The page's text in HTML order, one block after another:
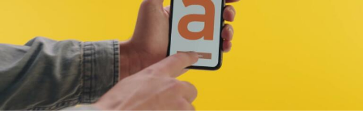
obezbijedila je sredstva za prvi period rada, a za
početak, kancelarije NTP-a biće u novom objektu
Arhitektonsko-građevinsko-geodetskog fakulteta i
Šumarskog fakulteta, u krugu Univerzitetskog
grada. Inače, lokacija je u neposrednoj blizini